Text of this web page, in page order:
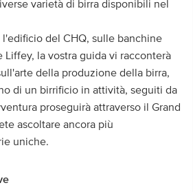
varietà di birra disponibili nel
del CHQ, sulle banchine
la vostra guida vi racconterà
della produzione della birra,
di un birrificio in attività, seguiti da
proseguirà attraverso il Grand
ascoltare ancora più
uniche.